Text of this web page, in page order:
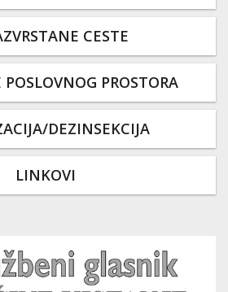
CESTE
POSLOVNOG PROSTORA
DEZINSEKCIJA
LINKOVI